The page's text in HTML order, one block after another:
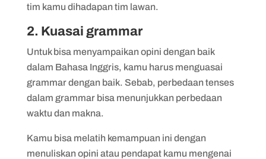
tim kamu dihadapan tim lawan.
2. Kuasai grammar
Untuk bisa menyampaikan opini dengan baik
dalam Bahasa Inggris, kamu harus menguasai
grammar dengan baik. Sebab, perbedaan tenses
dalam grammar bisa menunjukkan perbedaan
waktu dan makna.
Kamu bisa melatih kemampuan ini dengan
menuliskan opini atau pendapat kamu mengenai